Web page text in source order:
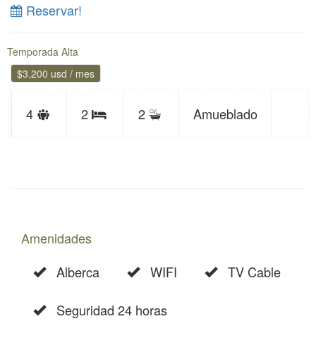
Reservar!
Temporada Alta
$3,200 usd / mes
4
Límite2 Recámaras
2 BañosAmueblado
Amenidades
Alberca
WIFI TV Cable
Seguridad 24 horas